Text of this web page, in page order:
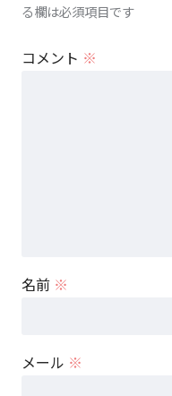
る欄は必須項目です
コメント ※
名前 ※
メール ※